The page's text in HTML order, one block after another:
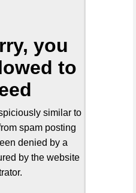
you
to
similar to
spam posting
denied by a
by the website